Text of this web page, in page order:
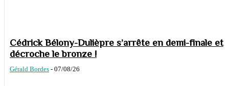
Cédrick Bélony-Dulièpre s’arrête en demi-finale et
décroche le bronze !
Gérald Bordes - 07/08/26